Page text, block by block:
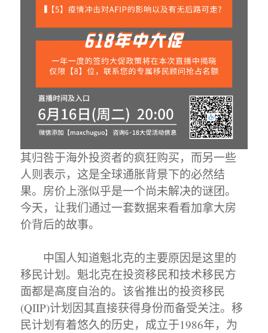
其归咎于海外投资者的疯狂购买，而另一些
人则表示，这是全球通胀背景下的必然结
果。房价上涨似乎是一个尚未解决的谜团。
今天，让我们通过一套数据来看看加拿大房
价背后的故事。
中国人知道魁北克的主要原因是这里的
移民计划。魁北克在投资移民和技术移民方
面都是高度自治的。该省推出的投资移民
(QIIP)计划因其直接获得身份而备受关注。移
民计划有着悠久的历史，成立于1986年，为